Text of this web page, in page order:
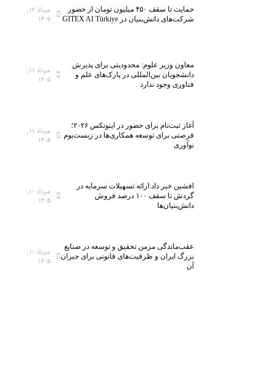
حمایت تا سقف ۴۵۰ میلیون تومان از حضور
شرکت‌های دانش‌بنیان در GITEX AI Türkiye
۱۴۰۵
معاون وزیر علوم: محدودیتی برای پذیرش
دانشجویان بین‌المللی در پارک‌های علم و
فناوری وجود ندارد
۱۴۰۵
آغاز ثبت‌نام برای حضور در اینوتکس ۲۰۲۶؛
فرصتی برای توسعه همکاری‌ها در زیست‌بوم
نوآوری
۱۴۰۵
افشین خبر داد:ارائه تسهیلات سرمایه در
گردش تا سقف ۱۰۰ درصد فروش
دانش‌بنیان‌ها
۱۴۰۵
عقب‌ماندگی مزمن تحقیق و توسعه در صنایع
بزرگ ایران و ظرفیت‌های قانونی برای جبران
آن
۱۴۰۵